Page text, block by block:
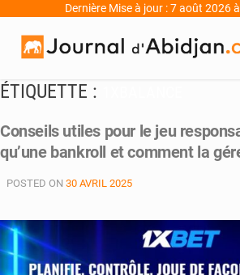
Dernière Mise à jour : 7 août 2026
ÉTIQUETTE :
Conseils utiles pour le jeu
qu’une bankroll et comment la
POSTED ON 30 AVRIL 2025